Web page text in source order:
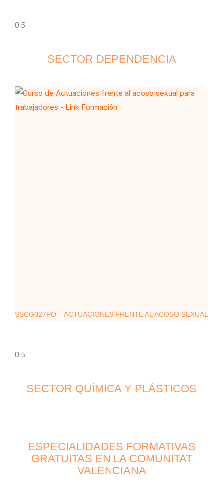
SECTOR DEPENDENCIA
SSCG027PO – ACTUACIONES FRENTE AL ACOSO SEXUAL
SECTOR QUÍMICA Y PLÁSTICOS
ESPECIALIDADES FORMATIVAS
GRATUITAS EN LA COMUNITAT
VALENCIANA